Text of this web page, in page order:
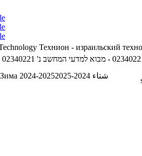
Технион - израильский
- מבוא למדעי המחשב נ'
Зима 2024-2025 شتاء 2024-2025